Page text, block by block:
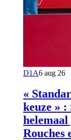
D1A6 aug 26
«
keuze »
helemaal
Rouches